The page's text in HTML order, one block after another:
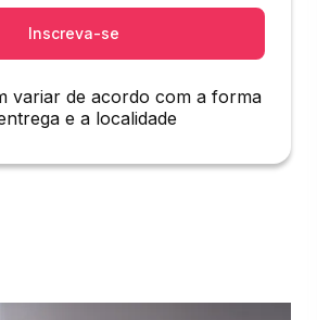
Inscreva-se
variar de acordo com a forma
e a localidade